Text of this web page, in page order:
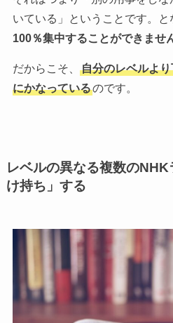
いている」ということです。と
100％集中することができませ
だからこそ、
自分のレベルよ
にかなっているのです。
レベルの異なる複数の
け持ち」する